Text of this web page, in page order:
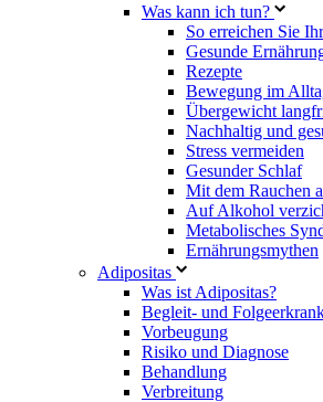
Was kann ich tun?
So erreichen Sie
Gesunde
Rezepte
Bewegung im
Übergewicht
Nachhaltig und
Stress vermeiden
Gesunder Schlaf
Mit dem Rauchen
Auf Alkohol
Metabolisches
Ernährungsmythen
Adipositas
Was ist Adipositas?
Begleit- und
Vorbeugung
Risiko und Diagnose
Behandlung
Verbreitung